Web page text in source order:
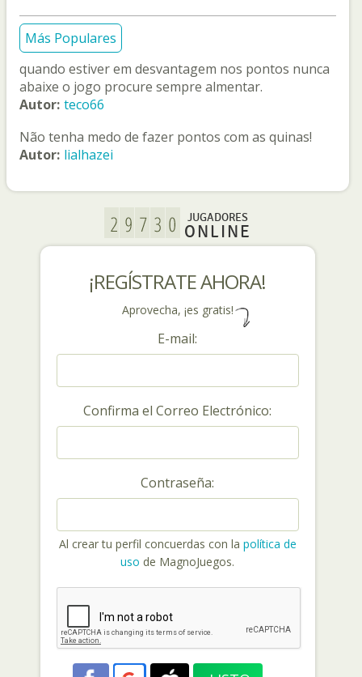
Más Populares
quando estiver em desvantagem nos pontos nunca
abaixe o jogo procure sempre almentar.
Autor: teco66
Não tenha medo de fazer pontos com as quinas!
Autor: lialhazei
JUGADORES
ONLINE
¡REGÍSTRATE AHORA!
Aprovecha, ¡es gratis!
E-mail:
Confirma el Correo Electrónico:
Contraseña:
Al crear tu perfil concuerdas con la política de
uso de MagnoJuegos.